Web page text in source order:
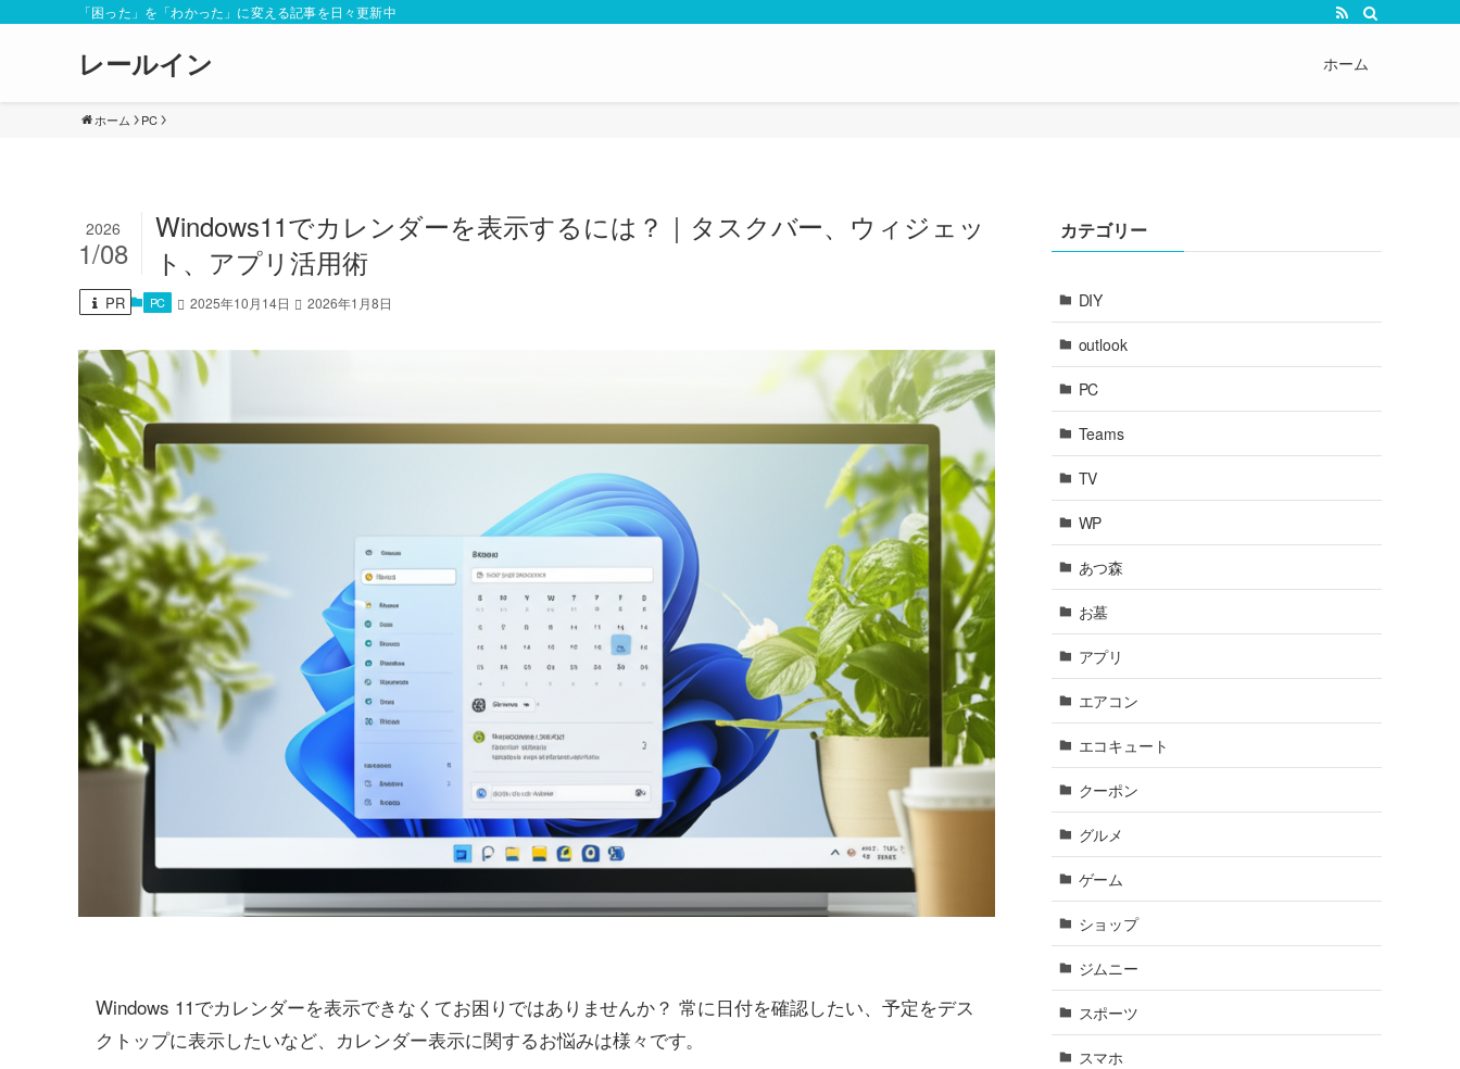
「困った」を「わかった」に変える記事を日々更新中
レールイン ホーム
ホーム PC
Windows11でカレンダーを表示するには？｜タスクバー、ウィジェッ
ト、アプリ活用術
2026
1/08
PR PC 2025年10月14日 2026年1月8日
Windows 11でカレンダーを表示できなくてお困りではありませんか？ 常に日付を確認したい、予定をデス
クトップに表示したいなど、カレンダー表示に関するお悩みは様々です。
カテゴリー
DIY
outlook
PC
Teams
TV
WP
あつ森
お墓
アプリ
エアコン
エコキュート
クーポン
グルメ
ゲーム
ショップ
ジムニー
スポーツ
スマホ